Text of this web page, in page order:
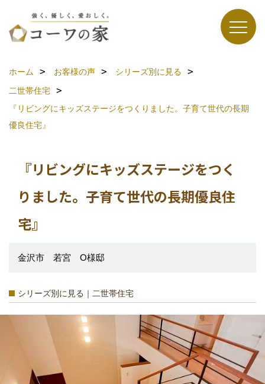
ホーム お客様の声
シリーズ別に見る
二世帯住宅
『リビングにキッズステージをつくりました。子育て世代の長期
優良住宅』
『リビングにキッズステージをつく
りました。子育て世代の長期優良住
宅』
金沢市 若宮 O様邸
シリーズ別に見る｜二世帯住宅